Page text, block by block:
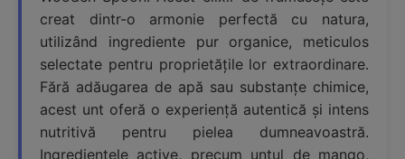
creat dintr-o armonie perfectă cu natura,
utilizând ingrediente pur organice, meticulos
selectate pentru proprietățile lor extraordinare.
Fără adăugarea de apă sau substanțe chimice,
acest unt oferă o experiență autentică și intens
nutritivă pentru pielea dumneavoastră.
Ingredientele active, precum untul de mango,